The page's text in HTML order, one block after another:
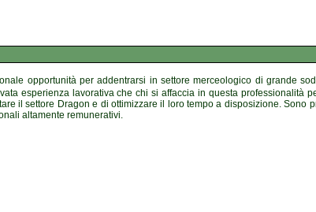
opportunità per addentrarsi in settore merceologico di grande
esperienza lavorativa che chi si affaccia in questa professionalità
il settore Dragon e di ottimizzare il loro tempo a disposizione. Sono
altamente remunerativi.